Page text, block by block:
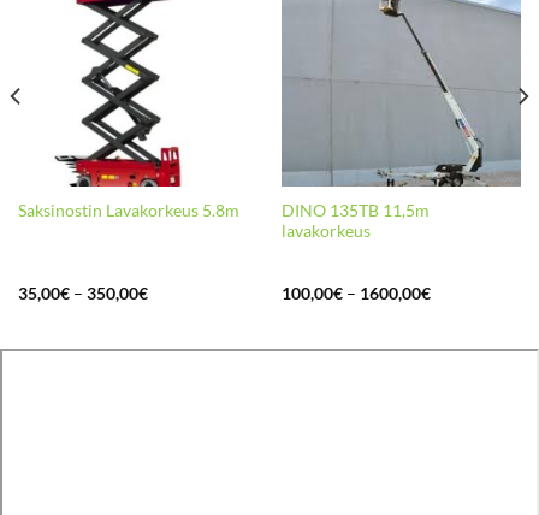
Saksinostin Lavakorkeus 5.8m
35,00€ – 350,00€Hintaluokka:
DINO 135TB 11,5m
lavakorkeus
100,00€ – 1600,00€Hintaluokka: